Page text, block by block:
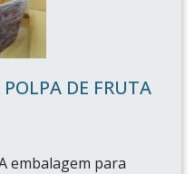
DE FRUTA
embalagem para